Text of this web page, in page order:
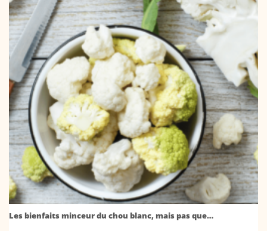
Les bienfaits minceur du chou blanc, mais pas que…